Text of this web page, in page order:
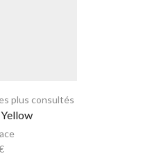
plus consultés